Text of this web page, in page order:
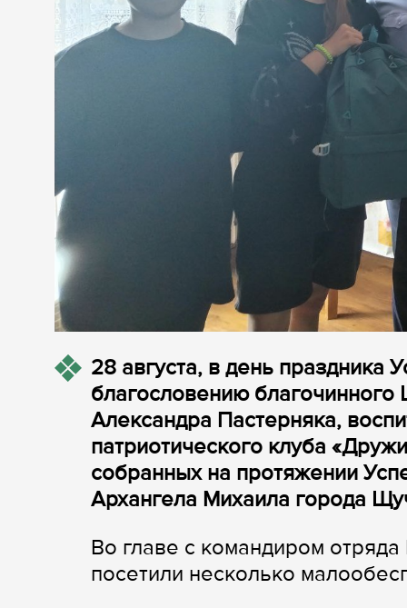
28 августа, в день праздника
благословению
Александра Пастерняка,
патриотического клуба
собранных на протяжении
Архангела Михаила города
Во главе с командиром
посетили несколько